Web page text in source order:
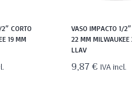
CORTO
19 MM
VASO IMPACTO 1/
22 MM MILWAUKEE
LLAV
9,87€ IVA incl.